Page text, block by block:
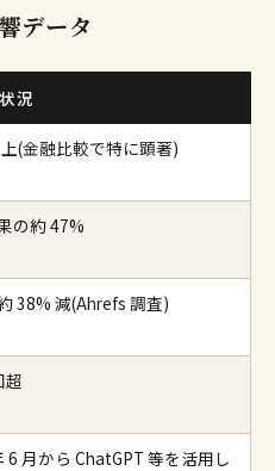
データ
況
(金融比較で特に顕著)
の約 47%
38% 減(Ahrefs 調査)
超
6 月から ChatGPT 等を活用し